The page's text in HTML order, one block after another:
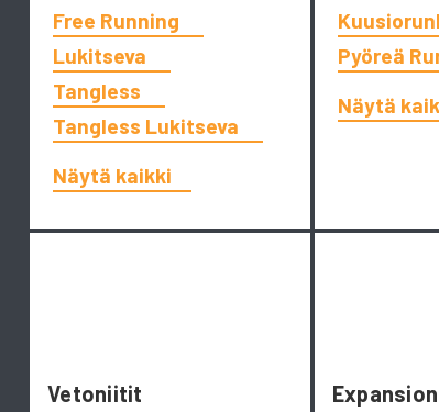
Free Running
Lukitseva
Tangless
Tangless Lukitseva
Näytä kaikki
Pyöreä
Näytä
Vetoniitit